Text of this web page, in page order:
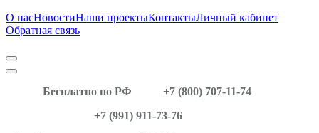
О насНовостиНаши проектыКонтактыЛичный кабинет
Обратная связь
Бесплатно по РФ
+7 (800) 707-11-74
+7 (991) 911-73-76